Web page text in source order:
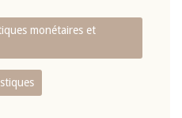
monétaires et